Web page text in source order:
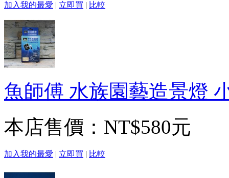
加入我的最愛 | 立即買 | 比較
魚師傅 水族園藝造景燈
本店售價： NT$580元
加入我的最愛 | 立即買 | 比較